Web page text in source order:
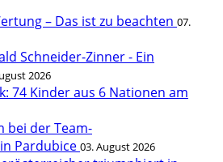
– Das ist zu beachten 07.
Schneider-Zinner - Ein
2026
74 Kinder aus 6 Nationen am
bei der Team-
Pardubice 03. August 2026